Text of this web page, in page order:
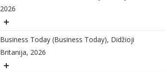
2026
Business Today (Business Today), Didžioji
Britanija, 2026